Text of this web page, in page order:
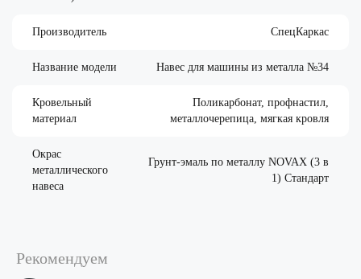
Производитель СпецКаркас
Название модели Навес для машины из металла №34
Кровельный
материал
Поликарбонат, профнастил,
металлочерепица, мягкая кровля
Окрас
металлического
навеса
Грунт-эмаль по металлу NOVAX (3 в
1) Стандарт
Рекомендуем